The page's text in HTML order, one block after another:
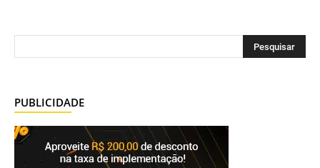
PUBLICIDADE